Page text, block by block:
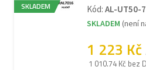
SKLADEM Kód: AL-UT50-
SKLADEM (není
1 223 Kč
1 010.74 Kč bez